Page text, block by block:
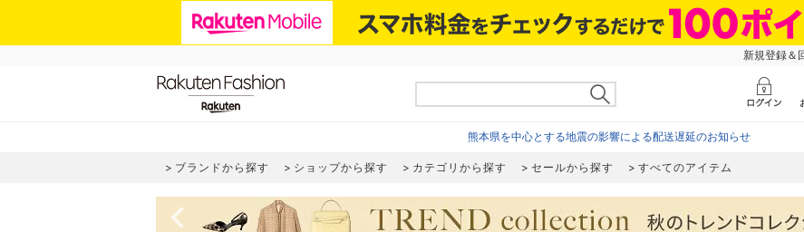
新規登録＆
熊本県を中心とする地震の影響による配送遅延のお知らせ
ブランドから探す ショップから探す カテゴリから探す セールから探す すべてのアイテム
navigate_before